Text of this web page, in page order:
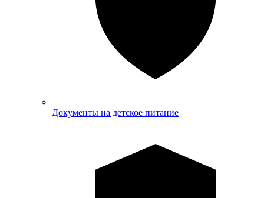
Документы на детское питание